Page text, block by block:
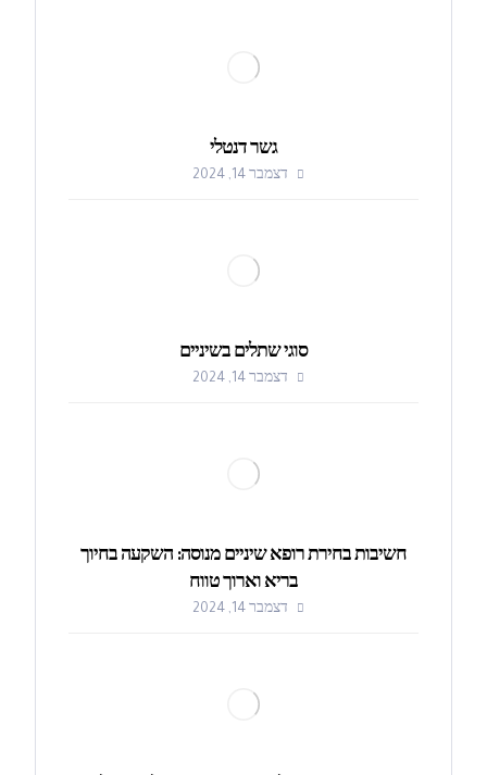
גשר דנטלי
דצמבר 14, 2024
סוגי שתלים בשיניים
דצמבר 14, 2024
חשיבות בחירת רופא שיניים מנוסה: השקעה בחיוך
בריא וארוך טווח
דצמבר 14, 2024